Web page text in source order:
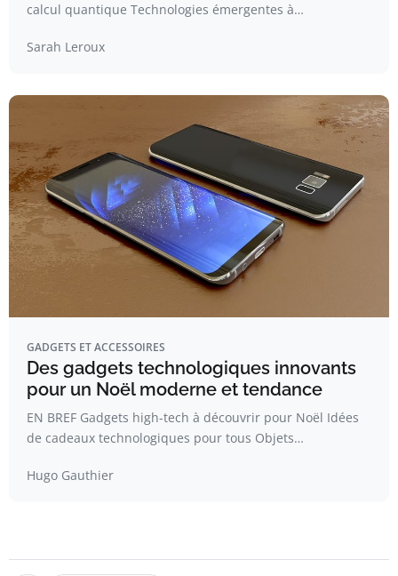
calcul quantique Technologies émergentes à…
Sarah Leroux
GADGETS ET ACCESSOIRES
Des gadgets technologiques innovants
pour un Noël moderne et tendance
EN BREF Gadgets high-tech à découvrir pour Noël Idées
de cadeaux technologiques pour tous Objets…
Hugo Gauthier